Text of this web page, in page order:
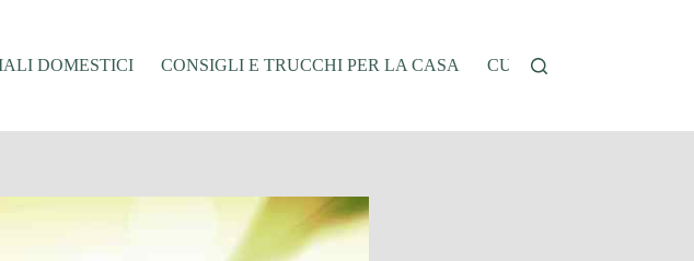
DOMESTICI CONSIGLI E TRUCCHI PER LA CASA CUCINA E RICETTE